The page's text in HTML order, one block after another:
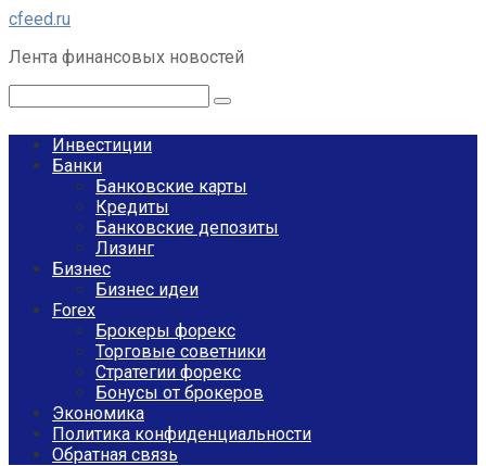
Перейти
контенту
cfeed.ru
Лента финансовых новостей
Инвестиции
Банки
Банковские карты
Кредиты
Банковские депозиты
Лизинг
Бизнес
Бизнес идеи
Forex
Брокеры форекс
Торговые советники
Стратегии форекс
Бонусы от брокеров
Экономика
Политика конфиденциальности
Обратная связь